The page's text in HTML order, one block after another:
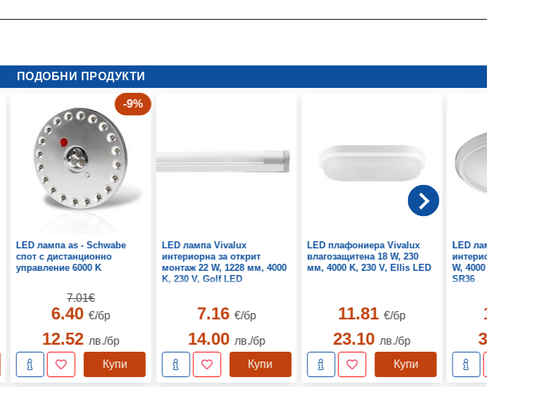
ПОДОБНИ ПРОДУКТИ
-9%
LED лампа as - Schwabe
спот с дистанционно
управление 6000 K
7.01€
6.40€/бр
12.52 лв./бр
Купи
LED лампа Vivalux
интериорна за открит
монтаж 22 W, 1228 мм, 4000
K, 230 V, Golf LED
7.16€/бр
14.00 лв./бр
Купи
LED плафониера Vivalux
влагозащитена 18 W, 230
мм, 4000 K, 230 V, Ellis LED
11.81€/бр
23.10 лв./бр
Купи
LED лампа Vivalux
интериорна със
W, 4000 K, 230 V,
SR36
19.22
37.59